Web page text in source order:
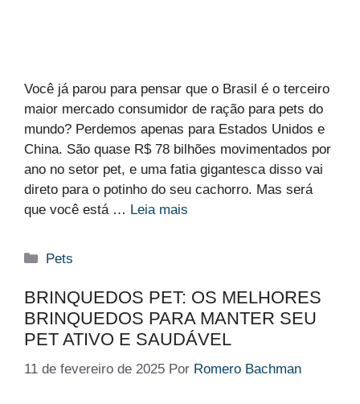
Você já parou para pensar que o Brasil é o terceiro
maior mercado consumidor de ração para pets do
mundo? Perdemos apenas para Estados Unidos e
China. São quase R$ 78 bilhões movimentados por
ano no setor pet, e uma fatia gigantesca disso vai
direto para o potinho do seu cachorro. Mas será
que você está … Leia mais
Categorias
Pets
BRINQUEDOS PET: OS MELHORES
BRINQUEDOS PARA MANTER SEU
PET ATIVO E SAUDÁVEL
11 de fevereiro de 2025 Por Romero Bachman